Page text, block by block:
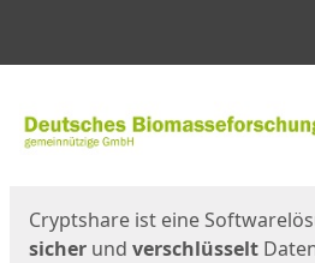
Cryptshare ist eine
sicher und verschlüsselt